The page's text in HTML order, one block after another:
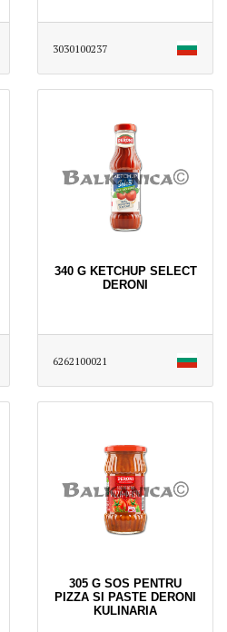
3030100237
340 G KETCHUP SELECT
DERONI
6262100021
305 G SOS PENTRU
PIZZA SI PASTE DERONI
KULINARIA